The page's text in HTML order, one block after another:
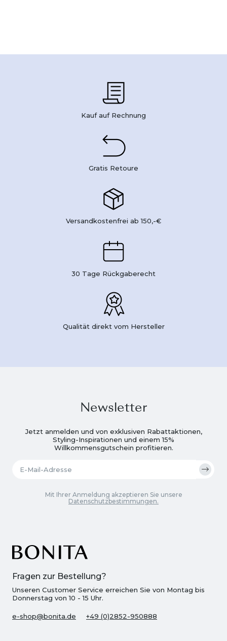
Kauf auf Rechnung
Gratis Retoure
Versandkostenfrei ab 150,-€
30 Tage Rückgaberecht
Qualität direkt vom Hersteller
Fragen zur Bestellung?
Unseren Customer Service erreichen Sie von Montag bis
Donnerstag von 10 - 15 Uhr.
e-shop@bonita.de +49 (0)2852-950888
Newsletter
Jetzt anmelden und von exklusiven Rabattaktionen,
Styling-Inspirationen und einem 15%
Willkommensgutschein profitieren.
Mit Ihrer Anmeldung akzeptieren Sie unsere
Datenschutzbestimmungen.